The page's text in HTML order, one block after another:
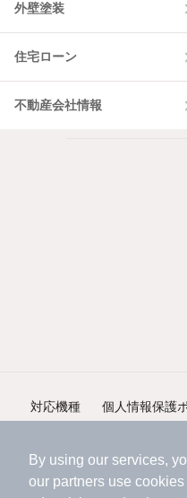
By using our services,
our partners use
外壁塗装
住宅ローン
不動産会社情報
対応機種 個人情報保護